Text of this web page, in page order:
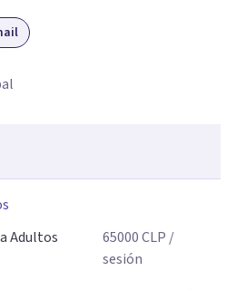
en ADOS-2 y Diplomas UV). Te
le da nombre y comprensión a tu
por años, mi trabajo está
en la comprensión del Trauma
(Psicoterapia Lacaniana). No
sino de sanar la raíz del
comodidad de tu propio espacio es
nos encontramos. Gran
Adultos
65000CLP /
sesión